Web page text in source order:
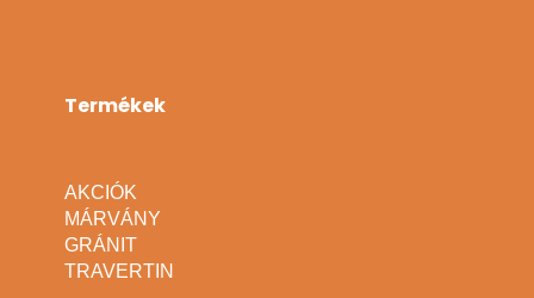
Termékek
AKCIÓK
MÁRVÁNY
GRÁNIT
TRAVERTIN